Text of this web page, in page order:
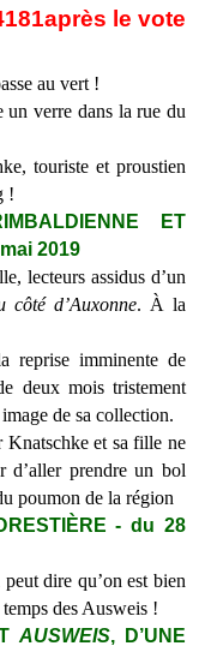
le vote
au vert !
verre dans la rue du
touriste et proustien
!
ET
2019
lecteurs assidus d’un
côté d’Auxonne. À la
reprise imminente de
deux mois tristement
de sa collection.
et sa fille ne
d’aller prendre un bol
poumon de la région
- du 28
peut dire qu’on est bien
des Ausweis !
AUSWEIS, D’UNE